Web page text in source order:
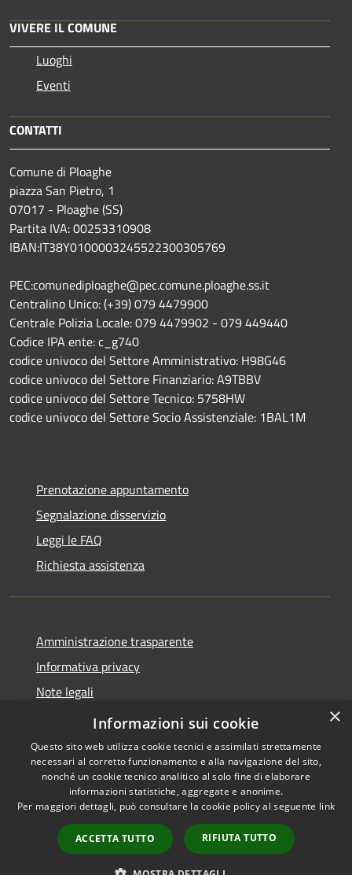
VIVERE IL COMUNE
Luoghi
Eventi
CONTATTI
Comune di Ploaghe
piazza San Pietro, 1
07017 - Ploaghe (SS)
Partita IVA: 00253310908
IBAN:IT38Y0100003245522300305769
PEC:comunediploaghe@pec.comune.ploaghe.ss.it
Centralino Unico: (+39) 079 4479900
Centrale Polizia Locale: 079 4479902 - 079 449440
Codice IPA ente: c_g740
codice univoco del Settore Amministrativo: H98G46
codice univoco del Settore Finanziario: A9TBBV
codice univoco del Settore Tecnico: 5758HW
codice univoco del Settore Socio Assistenziale: 1BAL1M
Prenotazione appuntamento
Segnalazione disservizio
Leggi le FAQ
Richiesta assistenza
Amministrazione trasparente
Informativa privacy
Note legali
Dichiarazione di accessibilità
Accessibilità
Copyright © 2026 • Comune di
Ploaghe • Powered by
Municipium•
Accesso
redazione
×
Informazioni sui cookie
Questo sito web utilizza cookie tecnici e assimilati strettamente
necessari al corretto funzionamento e alla navigazione del sito,
nonché un cookie tecnico analitico al solo fine di elaborare
informazioni statistiche, aggregate e anonime.
Per maggiori dettagli, può consultare la cookie policy al seguente link
ACCETTA TUTTO RIFIUTA TUTTO